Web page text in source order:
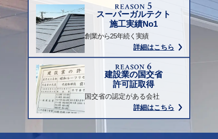
スーパーガルテクト
施工実績No1
創業から25年続く実績
詳細はこちら
建設業の国交省
許可証取得
国交省の認定がある会社
詳細はこちら